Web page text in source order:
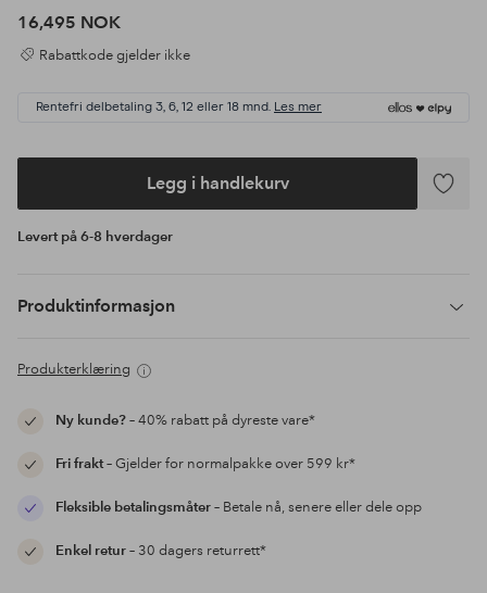
16,495 NOK
Rabattkode gjelder ikke
Rentefri delbetaling 3, 6, 12 eller 18 mnd. Les mer
Legg i handlekurv
Legg
Levert på 6-8 hverdager
Produktinformasjon
Produkterklæring
Ny kunde?– 40% rabatt på dyreste vare*
Fri frakt– Gjelder for normalpakke over 599 kr*
Fleksible betalingsmåter– Betale nå, senere eller dele opp
Enkel retur– 30 dagers returrett*